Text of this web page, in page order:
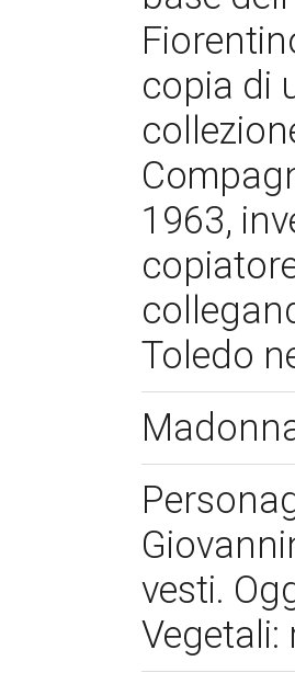
copia di
1963,
Toledo
vesti.